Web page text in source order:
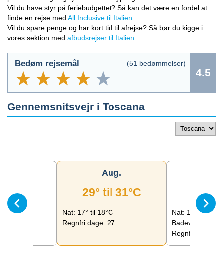
Vil du have styr på feriebudgettet? Så kan det være en fordel at
finde en rejse med All Inclusive til Italien
Vil du spare penge og har kort tid til afrejse? Så bør du kigge i
vores sektion med afbudsrejser til Italien
Bedøm rejsemål (51 bedømmelser)
4.5
Gennemsnitsvejr i Toscana
Aug.
29° til 31°C
Nat: 17° til 18°C
Regnfri dage: 27
Nat: 15° til 17°C
Badevand: 0°C
Regnfri dage: